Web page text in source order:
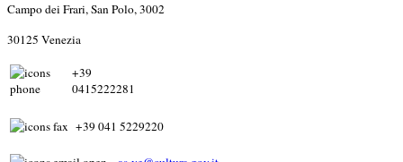
Campo dei Frari, San Polo, 3002
30125 Venezia
+39
0415222281
+39 041 5229220